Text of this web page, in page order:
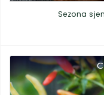
Sezona